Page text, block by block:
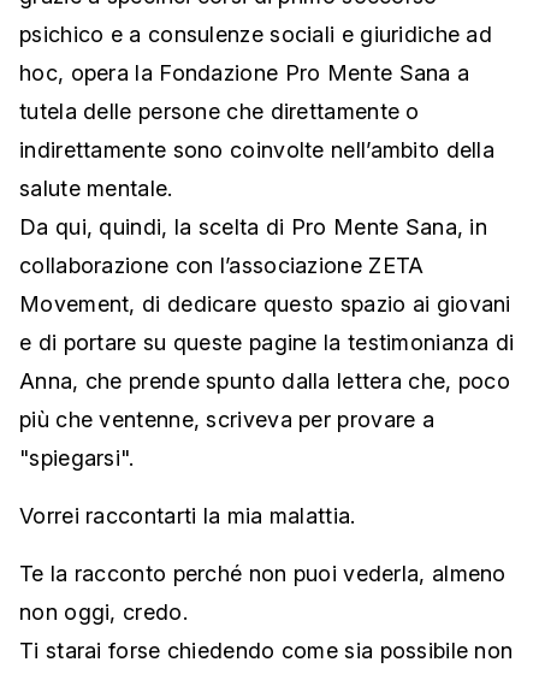
psichico e a consulenze sociali e giuridiche ad
hoc, opera la Fondazione Pro Mente Sana a
tutela delle persone che direttamente o
indirettamente sono coinvolte nell’ambito della
salute mentale.
Da qui, quindi, la scelta di Pro Mente Sana, in
collaborazione con l’associazione ZETA
Movement, di dedicare questo spazio ai giovani
e di portare su queste pagine la testimonianza di
Anna, che prende spunto dalla lettera che, poco
più che ventenne, scriveva per provare a
"spiegarsi".
Vorrei raccontarti la mia malattia.
Te la racconto perché non puoi vederla, almeno
non oggi, credo.
Ti starai forse chiedendo come sia possibile non